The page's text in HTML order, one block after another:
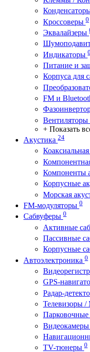
Кроссоверы 0
Эквалайзеры
Индикаторы 0
Питание и
Корпуса для
FM и
Вентиляторы
+ Показать
Акустика 24
Компоненты
Корпусные
Морская
FM-модуляторы 0
Сабвуферы 0
Активные
Пассивные
Корпусные
Автоэлектроника 0
GPS-
Радар-
Телевизоры
Парковочные
Видеокамеры
TV-тюнеры 0